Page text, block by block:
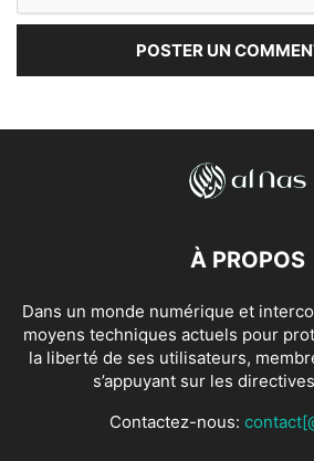
À PROPOS
Dans un monde numérique et
moyens techniques actuels pour
la liberté de ses utilisateurs,
s’appuyant sur les
Contactez-nous: